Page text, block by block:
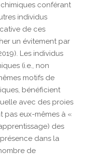
conférant
individus
de ces
un évitement par
Les individus
(i.e., non
motifs de
bénéficient
avec des proies
pas eux-mêmes à «
des
dans la
de